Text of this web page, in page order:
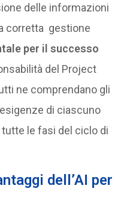
delle informazioni
corretta gestione
per il successo
del Project
ne comprendano gli
di ciascuno
le fasi del ciclo di
dell’AI per